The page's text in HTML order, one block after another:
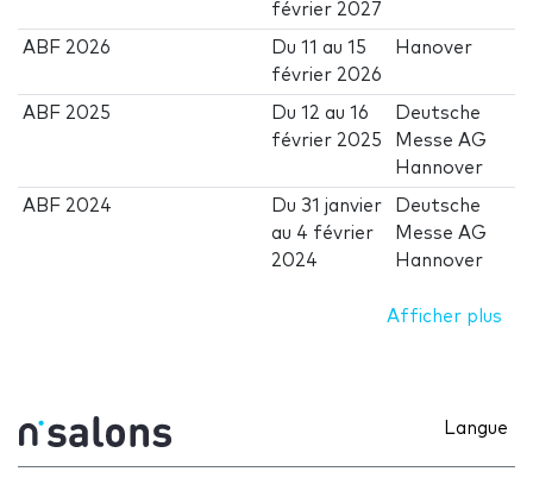
février 2027
ABF 2026 Du11 au15
février 2026
Hanover
ABF 2025 Du12 au16
février 2025
Deutsche
Messe AG
Hannover
ABF 2024 Du 31 janvier
au 4 février
2024
Deutsche
Messe AG
Hannover
Afficher plus
Langue